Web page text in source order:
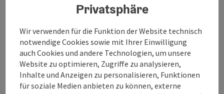
Öffnungszeiten
Küche
Privatsphäre
Wir verwenden für die Funktion der Website technisch
notwendige Cookies sowie mit Ihrer Einwilligung
auch Cookies und andere Technologien, um unsere
Website zu optimieren, Zugriffe zu analysieren,
Inhalte und Anzeigen zu personalisieren, Funktionen
für soziale Medien anbieten zu können, externe